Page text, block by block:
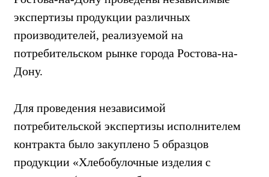
экспертизы продукции различных
производителей, реализуемой на
потребительском рынке города Ростова-на-
Дону.
Для проведения независимой
потребительской экспертизы исполнителем
контракта было закуплено 5 образцов
продукции «Хлебобулочные изделия с